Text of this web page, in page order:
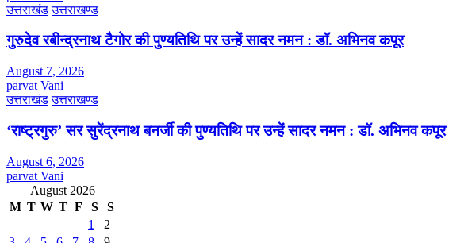
उत्तराखंड उत्तराखण्ड
गुरुदेव रबीन्द्रनाथ टैगोर की पुण्यतिथि पर उन्हें सादर नमन : डॉ. अभिनव कपूर
August 7, 2026
parvat Vani
उत्तराखंड उत्तराखण्ड
‘राष्ट्रगुरु’ सर सुरेंद्रनाथ बनर्जी की पुण्यतिथि पर उन्हें सादर नमन : डॉ. अभिनव कपूर
August 6, 2026
parvat Vani
August 2026
M T W T F S
S
1
2